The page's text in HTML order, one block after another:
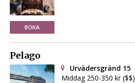
BOKA
Pelago
Urvädersgränd 15
Middag 250-350 kr ($$)